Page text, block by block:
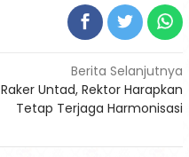
Berita Selanjutnya
Raker Untad, Rektor Harapkan
Tetap Terjaga Harmonisasi